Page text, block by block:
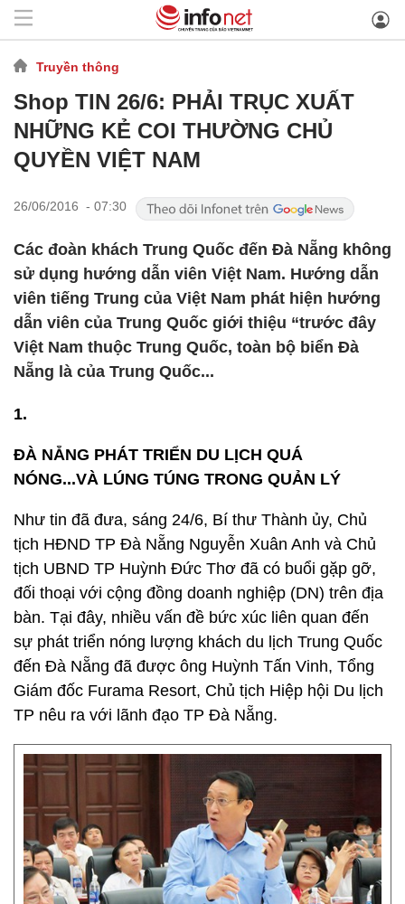
Truyền thông
Shop TIN 26/6: PHẢI TRỤC XUẤT
NHỮNG KẺ COI THƯỜNG CHỦ
QUYỀN VIỆT NAM
26/06/2016 - 07:30
Các đoàn khách Trung Quốc đến Đà Nẵng không
sử dụng hướng dẫn viên Việt Nam. Hướng dẫn
viên tiếng Trung của Việt Nam phát hiện hướng
dẫn viên của Trung Quốc giới thiệu “trước đây
Việt Nam thuộc Trung Quốc, toàn bộ biển Đà
Nẵng là của Trung Quốc...
1.
ĐÀ NẴNG PHÁT TRIỂN DU LỊCH QUÁ
NÓNG...VÀ LÚNG TÚNG TRONG QUẢN LÝ
Như tin đã đưa, sáng 24/6, Bí thư Thành ủy, Chủ
tịch HĐND TP Đà Nẵng Nguyễn Xuân Anh và Chủ
tịch UBND TP Huỳnh Đức Thơ đã có buổi gặp gỡ,
đối thoại với cộng đồng doanh nghiệp (DN) trên địa
bàn. Tại đây, nhiều vấn đề bức xúc liên quan đến
sự phát triển nóng lượng khách du lịch Trung Quốc
đến Đà Nẵng đã được ông Huỳnh Tấn Vinh, Tổng
Giám đốc Furama Resort, Chủ tịch Hiệp hội Du lịch
TP nêu ra với lãnh đạo TP Đà Nẵng.